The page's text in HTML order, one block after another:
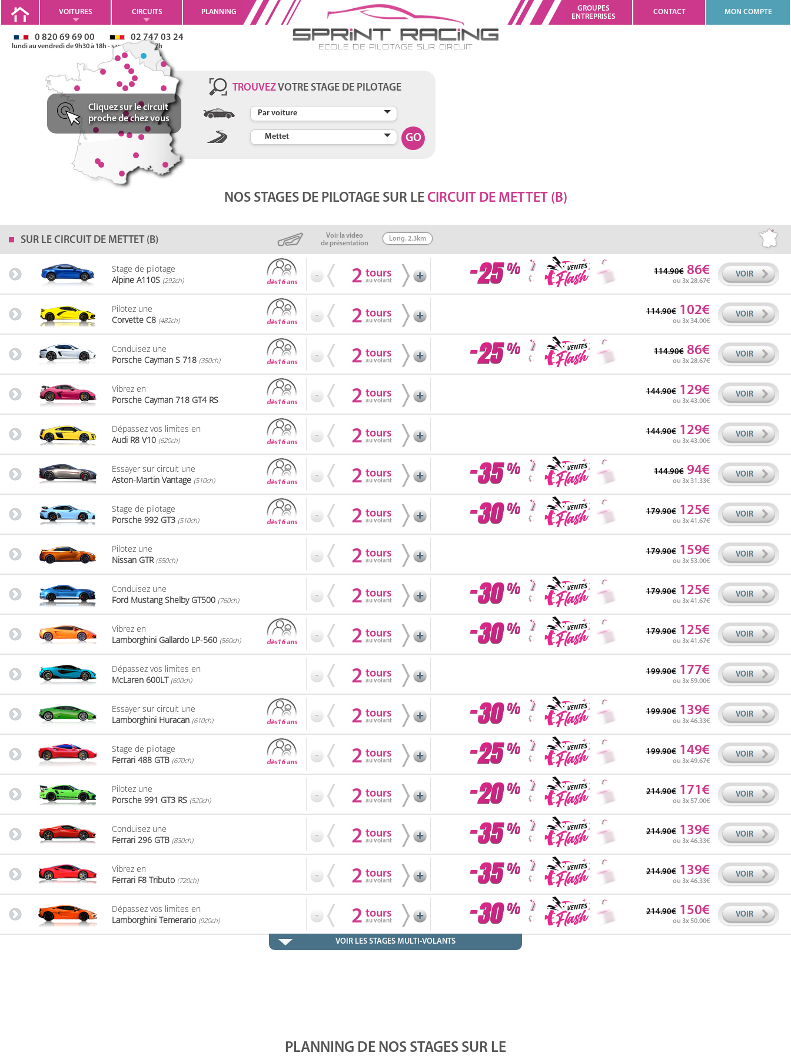
Ecole de Pilotage sur Circuit
VOITURES CIRCUITS PLANNING
GROUPES
ENTREPRISES
CONTACT MON COMPTE
0 820 69 69 00 02 747 03 24
lundi au vendredi de 9h30 à 18h - samedi 10h à 17h
Stages de pilotage sur le
Circuit de Mettet (B)
Longueur: 2300 m
Largeur: 10 m
30 km de Charleroi
86 km de Bruxelles
Cliquez sur le circuit
proche de chez vous
TROUVEZVOTRE STAGE DE PILOTAGE
GO
NOS STAGES DE PILOTAGE SUR LE CIRCUIT DE METTET (B)
SUR LE CIRCUIT DE METTET (B)
Voir la video
de présentation
Long. 2.3km
Stage de pilotage
Alpine A110S (292ch) 2 tours
au volant
114.90 86
ou 3x 28.67
VOIR
Pilotez une
Corvette C8 (482ch) 2 tours
au volant
114.90 102
ou 3x 34.00
VOIR
Conduisez une
Porsche Cayman S 718 (350ch) 2 tours
au volant
114.90 86
ou 3x 28.67
VOIR
Vibrez en
Porsche Cayman 718 GT4 RS
2 tours
au volant
144.90 129
ou 3x 43.00
VOIR
Dépassez vos limites en
Audi R8 V10 (620ch) 2 tours
au volant
144.90 129
ou 3x 43.00
VOIR
Essayer sur circuit une
Aston-Martin Vantage (510ch) 2 tours
au volant
144.90 94
ou 3x 31.33
VOIR
Stage de pilotage
Porsche 992 GT3 (510ch) 2 tours
au volant
179.90 125
ou 3x 41.67
VOIR
Pilotez une
Nissan GTR (550ch) 2 tours
au volant
179.90 159
ou 3x 53.00
VOIR
Conduisez une
Ford Mustang Shelby GT500 (760ch) 2 tours
au volant
179.90 125
ou 3x 41.67
VOIR
Vibrez en
Lamborghini Gallardo LP-560 (560ch) 2 tours
au volant
179.90 125
ou 3x 41.67
VOIR
Dépassez vos limites en
McLaren 600LT (600ch) 2 tours
au volant
199.90 177
ou 3x 59.00
VOIR
Essayer sur circuit une
Lamborghini Huracan (610ch) 2 tours
au volant
199.90 139
ou 3x 46.33
VOIR
Stage de pilotage
Ferrari 488 GTB (670ch) 2 tours
au volant
199.90 149
ou 3x 49.67
VOIR
Pilotez une
Porsche 991 GT3 RS (520ch) 2 tours
au volant
214.90 171
ou 3x 57.00
VOIR
Conduisez une
Ferrari 296 GTB (830ch) 2 tours
au volant
214.90 139
ou 3x 46.33
VOIR
Vibrez en
Ferrari F8 Tributo (720ch) 2 tours
au volant
214.90 139
ou 3x 46.33
VOIR
Dépassez vos limites en
Lamborghini Temerario (920ch) 2 tours
au volant
214.90 150
ou 3x 50.00
VOIR
VOIR LES STAGES MULTI-VOLANTS
PLANNING DE NOS STAGES SUR LE